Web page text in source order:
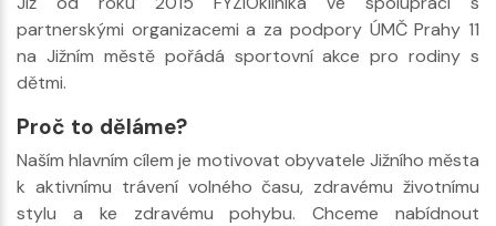
partnerskými organizacemi a za podpory ÚMČ Prahy 11
na Jižním městě pořádá sportovní akce pro rodiny s
dětmi.
Proč to děláme?
Naším hlavním cílem je motivovat obyvatele Jižního města
k aktivnímu trávení volného času, zdravému životnímu
stylu a ke zdravému pohybu. Chceme nabídnout